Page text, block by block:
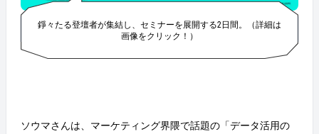
錚々たる登壇者が集結し、セミナーを展開する2日間。（詳細は
画像をクリック！）
ソウマさんは、マーケティング界隈で話題の「データ活用の